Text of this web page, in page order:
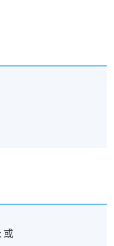
考试约5小时。
或